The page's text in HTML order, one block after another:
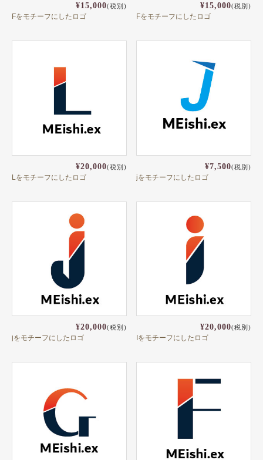
¥15,000(税別)
Fをモチーフにしたロゴ
¥15,000(税別)
Fをモチーフにしたロゴ
¥20,000(税別)
Lをモチーフにしたロゴ
¥7,500(税別)
jをモチーフにしたロゴ
¥20,000(税別)
jをモチーフにしたロゴ
¥20,000(税別)
Iをモチーフにしたロゴ